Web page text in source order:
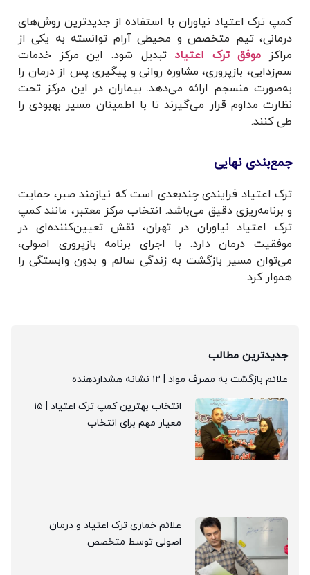
کمپ ترک اعتیاد نیاوران با استفاده از جدیدترین روش‌های
درمانی، تیم متخصص و محیطی آرام توانسته به یکی از
مراکز موفق ترک اعتیادتبدیل شود. این مرکز خدمات
سم‌زدایی، بازپروری، مشاوره روانی و پیگیری پس از درمان را
به‌صورت منسجم ارائه می‌دهد. بیماران در این مرکز تحت
نظارت مداوم قرار می‌گیرند تا با اطمینان مسیر بهبودی را
طی کنند.
جمع‌بندی نهایی
ترک اعتیاد فرایندی چندبعدی است که نیازمند صبر، حمایت
و برنامه‌ریزی دقیق می‌باشد. انتخاب مرکز معتبر، مانند کمپ
ترک اعتیاد نیاوران در تهران، نقش تعیین‌کننده‌ای در
موفقیت درمان دارد. با اجرای برنامه بازپروری اصولی،
می‌توان مسیر بازگشت به زندگی سالم و بدون وابستگی را
هموار کرد.
جدیدترین مطالب
علائم بازگشت به مصرف مواد | ۱۲ نشانه هشداردهنده
انتخاب بهترین کمپ ترک اعتیاد | ۱۵
معیار مهم برای انتخاب
علائم خماری ترک اعتیاد و درمان
اصولی توسط متخصص